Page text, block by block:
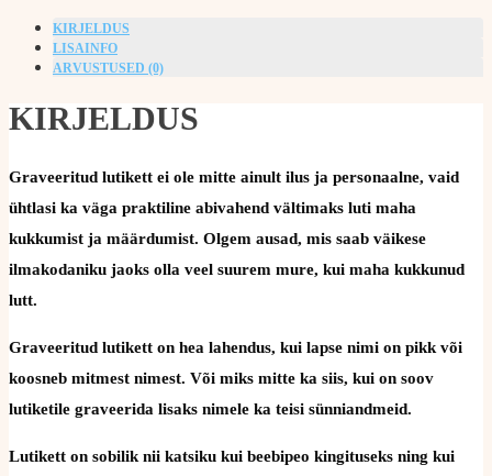
KIRJELDUS
LISAINFO
ARVUSTUSED (0)
KIRJELDUS
Graveeritud lutikett ei ole mitte ainult ilus ja personaalne, vaid
ühtlasi ka väga praktiline abivahend vältimaks luti maha
kukkumist ja määrdumist. Olgem ausad, mis saab väikese
ilmakodaniku jaoks olla veel suurem mure, kui maha kukkunud
lutt.
Graveeritud lutikett on hea lahendus, kui lapse nimi on pikk või
koosneb mitmest nimest. Või miks mitte ka siis, kui on soov
lutiketile graveerida lisaks nimele ka teisi sünniandmeid.
Lutikett on sobilik nii katsiku kui beebipeo kingituseks ning kui